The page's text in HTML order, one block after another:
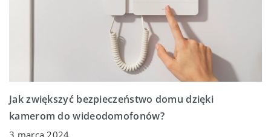
Jak zwiększyć bezpieczeństwo domu dzięki
kamerom do wideodomofonów?
3 marca 2024